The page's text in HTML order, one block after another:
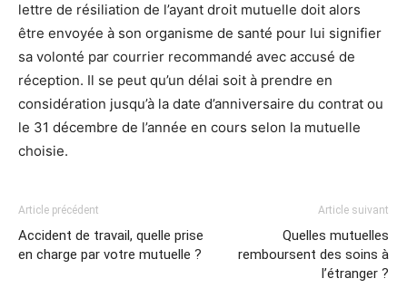
lettre de résiliation de l’ayant droit mutuelle doit alors
être envoyée à son organisme de santé pour lui signifier
sa volonté par courrier recommandé avec accusé de
réception. Il se peut qu’un délai soit à prendre en
considération jusqu’à la date d’anniversaire du contrat ou
le 31 décembre de l’année en cours selon la mutuelle
choisie.
Article précédent
Accident de travail, quelle prise
en charge par votre mutuelle ?
Article suivant
Quelles mutuelles
remboursent des soins à
l’étranger ?